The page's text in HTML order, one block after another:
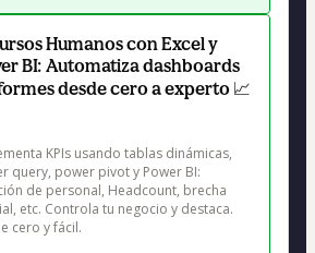
Humanos con Excel y
BI: Automatiza dashboards
desde cero a experto 📈
KPIs usando tablas dinámicas,
query, power pivot y Power BI:
de personal, Headcount, brecha
etc. Controla tu negocio y destaca.
cero y fácil.